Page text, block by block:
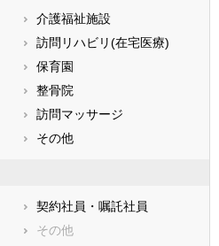
高知県
長崎県
介護福祉施設
訪問リハビリ(在宅医療)
保育園
整骨院
訪問マッサージ
その他
契約社員・嘱託社員
その他